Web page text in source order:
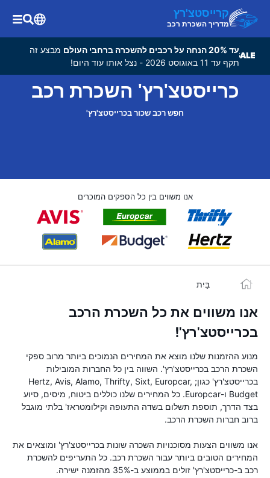
קרייסטצ'רץ
מדריך השכרת רכב
עד 20% הנחה על רכבים להשכרה ברחבי העולם
מבצע זה
תקף עד 11 באוגוסט 2026 - נצל אותו עוד היום!
כרייסטצ'רץ' השכרת רכב
חפש רכב שכור בכרייסטצ'רץ'
אנו משווים בין כל הספקים המוכרים
בַּיִת
אנו משווים את כל השכרת הרכב
בכרייסטצ'רץ'!
מנוע ההזמנות שלנו מוצא את המחירים הנמוכים ביותר מרוב ספקי
השכרת הרכב בכרייסטצ'רץ'. השווה בין כל החברות המובילות
בכרייסטצ'רץ' כגון; Hertz, Avis, Alamo, Thrifty, Sixt, Europcar,
Budget ו-Europcar. כל המחירים שלנו כוללים ביטוח, מיסים, סיוע
בצד הדרך, תוספת תשלום בשדה התעופה וקילומטראז' בלתי מוגבל
ברוב חברות השכרת הרכב.
אנו משווים הצעות מסוכנויות השכרה שונות בכרייסטצ'רץ' ומוצאים את
המחירים הטובים ביותר עבור השכרת רכב. כל התעריפים להשכרת
רכב ב-כרייסטצ'רץ' זולים בממוצע ב-35% מהזמנה ישירה.